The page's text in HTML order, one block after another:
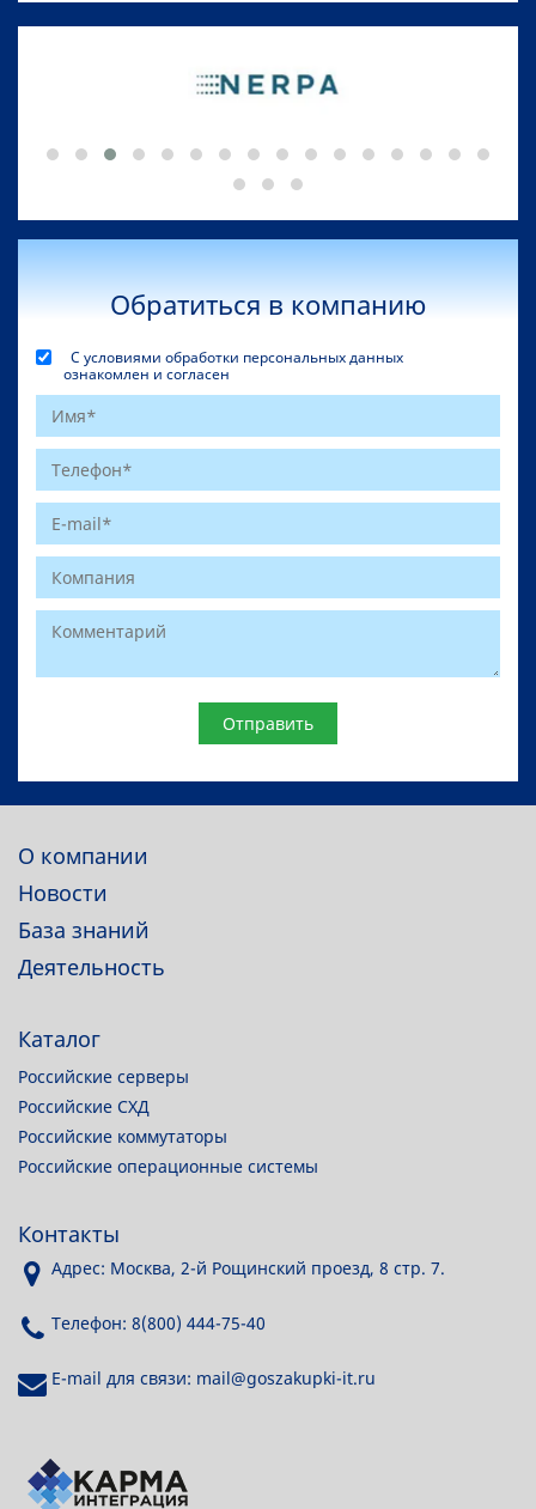
Обратиться в компанию
С условиями обработки персональных данных
ознакомлен и согласен
О компании
Новости
База знаний
Деятельность
Каталог
Российские серверы
Российские СХД
Российские коммутаторы
Российские операционные системы
Контакты
Адрес: Москва, 2-й Рощинский проезд, 8 стр. 7.
Телефон: 8(800) 444-75-40
E-mail для связи: mail@goszakupki-it.ru